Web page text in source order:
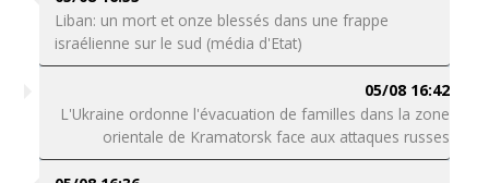
Liban: un mort et onze blessés dans une frappe
israélienne sur le sud (média d'Etat)
05/08 16:42
L'Ukraine ordonne l'évacuation de familles dans la zone
orientale de Kramatorsk face aux attaques russes